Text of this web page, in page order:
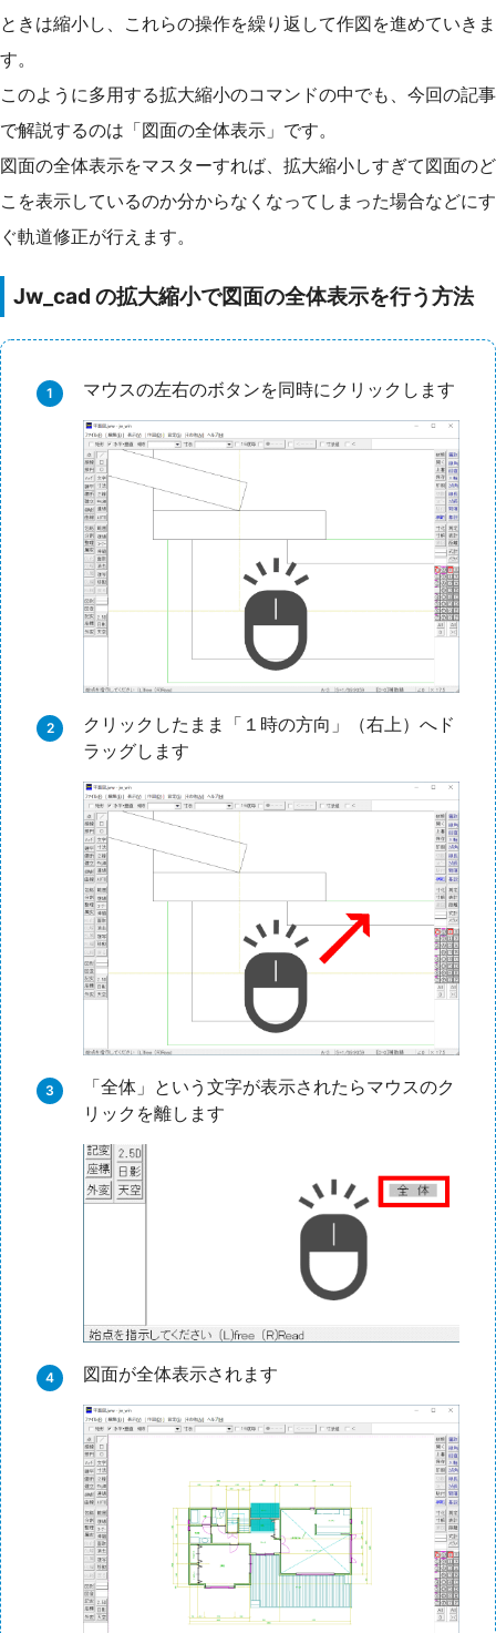
ときは縮小し、これらの操作を繰り返して作図を進めていきま
す。
このように多用する拡大縮小のコマンドの中でも、今回の記事
で解説するのは「図面の全体表示」です。
図面の全体表示をマスターすれば、拡大縮小しすぎて図面のど
こを表示しているのか分からなくなってしまった場合などにす
ぐ軌道修正が行えます。
Jw_cad の拡大縮小で図面の全体表示を行う方法
マウスの左右のボタンを同時にクリックします
クリックしたまま「１時の方向」（右上）へド
ラッグします
「全体」という文字が表示されたらマウスのク
リックを離します
図面が全体表示されます